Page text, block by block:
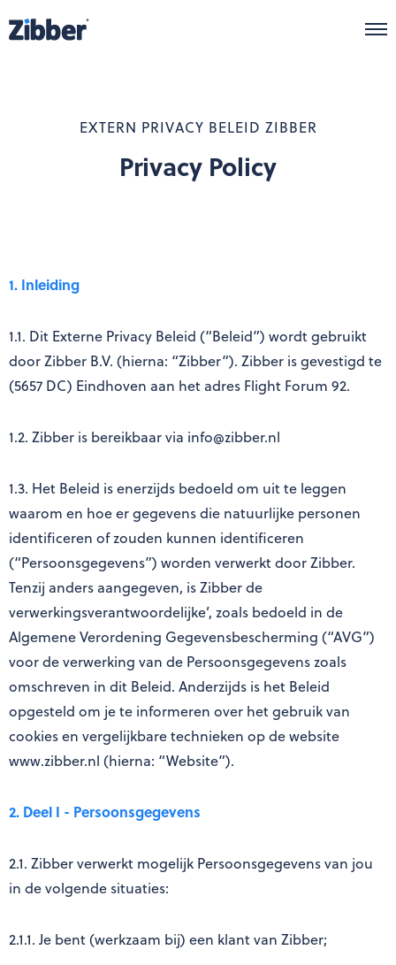
Pakketten
Producten
We're hiring!
Login
EXTERN PRIVACY BELEID ZIBBER
Privacy Policy
1. Inleiding
1.1. Dit Externe Privacy Beleid (“Beleid”) wordt gebruikt
door Zibber B.V. (hierna: “Zibber”). Zibber is gevestigd te
(5657 DC) Eindhoven aan het adres Flight Forum 92.
1.2. Zibber is bereikbaar via info@zibber.nl
1.3. Het Beleid is enerzijds bedoeld om uit te leggen
waarom en hoe er gegevens die natuurlijke personen
identificeren of zouden kunnen identificeren
(“Persoonsgegevens”) worden verwerkt door Zibber.
Tenzij anders aangegeven, is Zibber de
verwerkingsverantwoordelijke’, zoals bedoeld in de
Algemene Verordening Gegevensbescherming (“AVG”)
voor de verwerking van de Persoonsgegevens zoals
omschreven in dit Beleid. Anderzijds is het Beleid
opgesteld om je te informeren over het gebruik van
cookies en vergelijkbare technieken op de website
www.zibber.nl (hierna: “Website”).
2. Deel I - Persoonsgegevens
2.1. Zibber verwerkt mogelijk Persoonsgegevens van jou
in de volgende situaties:
2.1.1. Je bent (werkzaam bij) een klant van Zibber;